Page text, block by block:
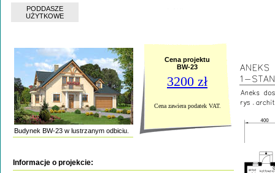
Cena projektu
BW-23
3200 zł
Cena zawiera podatek VAT.
PODDASZE
UŻYTKOWE
Informacje o projekcie:
Budynek BW-23 w lustrzanym odbiciu.